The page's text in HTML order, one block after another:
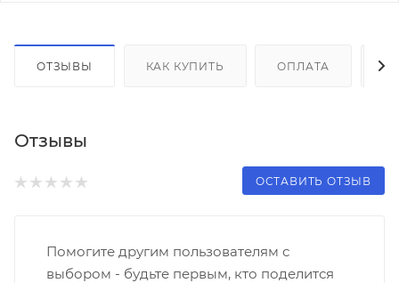
ОТЗЫВЫ КАК КУПИТЬ ОПЛАТА
Отзывы
ОСТАВИТЬ ОТЗЫВ
Помогите другим пользователям с
выбором - будьте первым, кто поделится